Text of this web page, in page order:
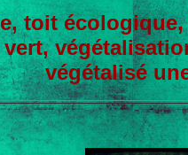
toit
végétalisé